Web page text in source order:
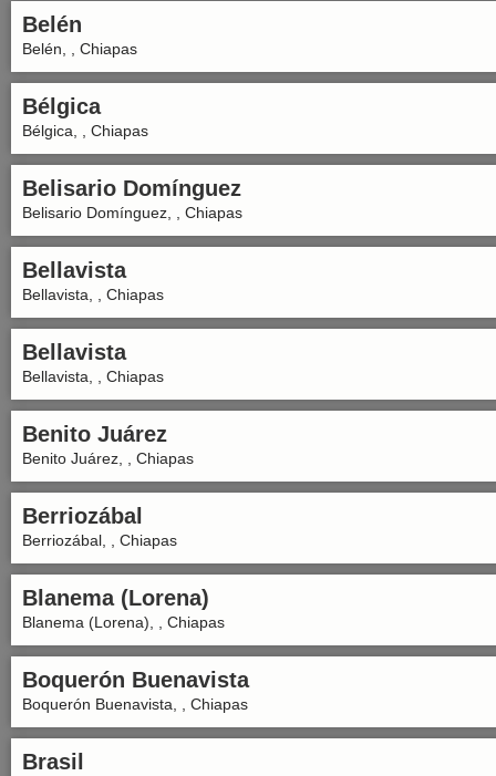
Belén
Belén, , Chiapas
Bélgica
Bélgica, , Chiapas
Belisario Domínguez
Belisario Domínguez, , Chiapas
Bellavista
Bellavista, , Chiapas
Bellavista
Bellavista, , Chiapas
Benito Juárez
Benito Juárez, , Chiapas
Berriozábal
Berriozábal, , Chiapas
Blanema (Lorena)
Blanema (Lorena), , Chiapas
Boquerón Buenavista
Boquerón Buenavista, , Chiapas
Brasil